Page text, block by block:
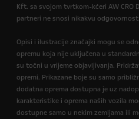
Kft. sa svojom tvrtkom-kćeri AW CRO
partneri ne snosi nikakvu odgovornost.
Opisi i ilustracije značajki mogu se
opremu koja nije uključena u
su točni u vrijeme objavljivanja.
opremi. Prikazane boje su samo
dodatna oprema dostupna je uz
karakteristike i oprema naših vozila
dostupne samo u nekim zemljama ili